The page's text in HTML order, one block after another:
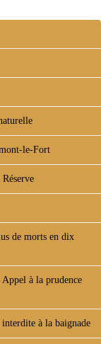
le-Fort
de morts en dix
à la prudence
à la baignade